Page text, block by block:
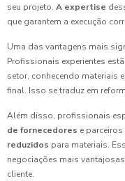
seu projeto. A expertise
que garantem a execução
Uma das vantagens mais
Profissionais experientes
setor, conhecendo materiais
final. Isso se traduz em
Além disso, profissionais
de fornecedores e
reduzidos para materiais.
negociações mais
cliente.